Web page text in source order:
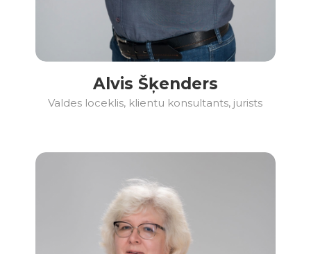
Alvis Šķenders
Valdes loceklis, klientu konsultants, jurists